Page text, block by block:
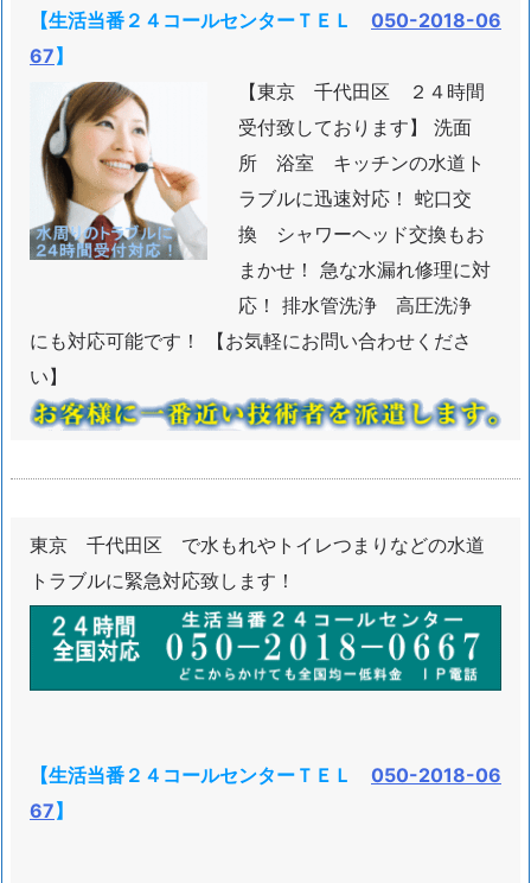
漏
れ
口
交
換
水
道
ブ
ル
サ
ー
受
付
1.
1.
東
代
田
【生活当番２４コールセンターＴＥＬ 050-2018-06
67】
【東京 千代田区 ２４時間
受付致しております】 洗面
所 浴室 キッチンの水道ト
ラブルに迅速対応！ 蛇口交
換 シャワーヘッド交換もお
まかせ！ 急な水漏れ修理に対
応！ 排水管洗浄 高圧洗浄
にも対応可能です！ 【お気軽にお問い合わせくださ
い】
東京 千代田区 で水もれやトイレつまりなどの水道
トラブルに緊急対応致します！
【生活当番２４コールセンターＴＥＬ 050-2018-06
67】